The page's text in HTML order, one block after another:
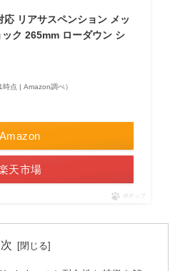
リアサスペンション メッ
ク 265mm ローダウン シ
点 | Amazon調べ）
Amazon
天市場
ポチップ